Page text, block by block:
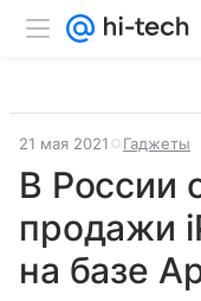
21 мая 2021 Гаджеты
В России
продажи
на базе